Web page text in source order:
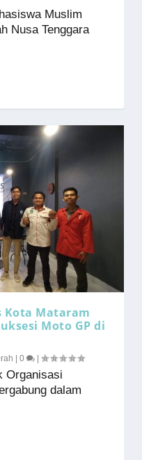
Muslim
Nusa Tenggara
Kota Mataram
Moto GP di
|0 |
Organisasi
dalam